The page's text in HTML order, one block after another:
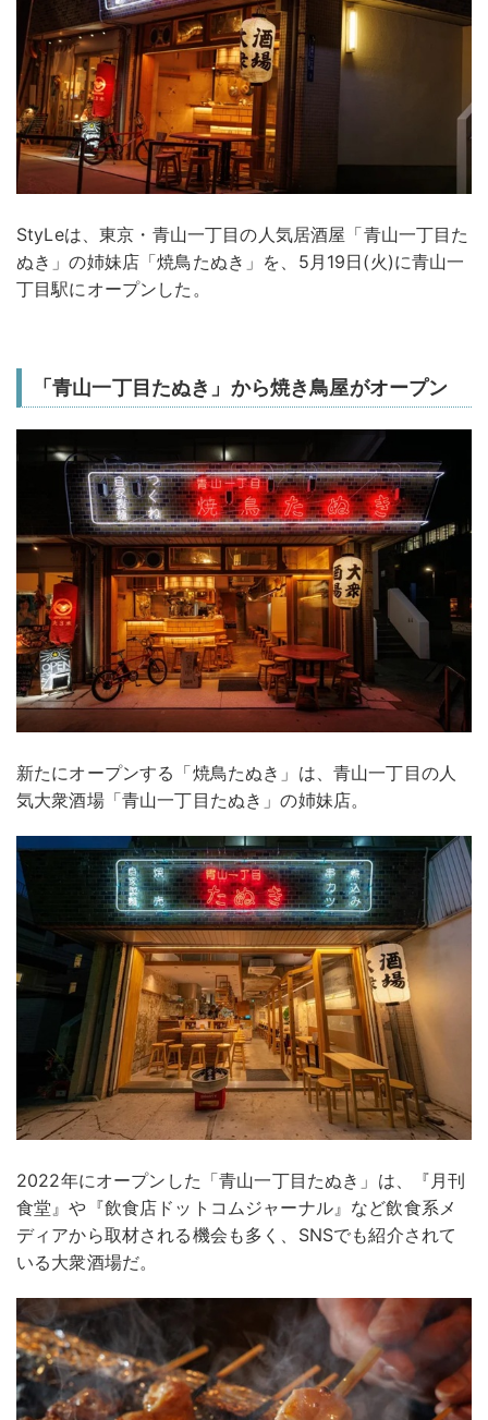
StyLeは、東京・青山一丁目の人気居酒屋「青山一丁目た
ぬき」の姉妹店「焼鳥たぬき」を、5月19日(火)に青山一
丁目駅にオープンした。
「青山一丁目たぬき」から焼き鳥屋がオープン
新たにオープンする「焼鳥たぬき」は、青山一丁目の人
気大衆酒場「青山一丁目たぬき」の姉妹店。
2022年にオープンした「青山一丁目たぬき」は、『月刊
食堂』や『飲食店ドットコムジャーナル』など飲食系メ
ディアから取材される機会も多く、SNSでも紹介されて
いる大衆酒場だ。